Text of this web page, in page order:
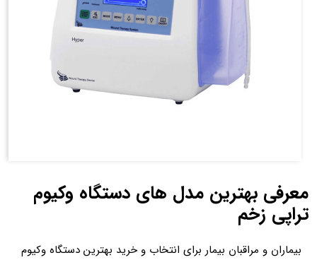
معرفی بهترین مدل های دستگاه وکیوم
تراپی زخم
بیماران و مراقبان بیمار برای انتخاب و خرید بهترین دستگاه وکیوم